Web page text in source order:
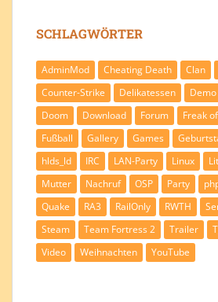
SCHLAGWÖRTER
AdminMod Cheating Death Clan
Counter-Strike
Delikatessen Demo
Doom
Download Forum Freak
Fußball
Gallery Games
hlds_ld
IRC LAN-Party Linux
Mutter
Nachruf OSP Party
Quake
RA3 RailOnly RWTH
Steam
Team Fortress 2 Trailer
Video
Weihnachten YouTube